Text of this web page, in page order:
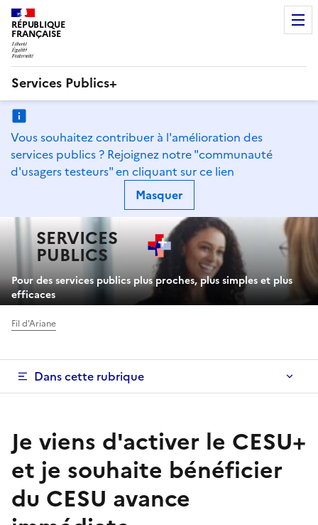
RÉPUBLIQUE
FRANÇAISE
Services Publics+
Navigation
principale
Vous souhaitez contribuer à l'amélioration des
services publics ? Rejoignez notre "communauté
d'usagers testeurs" en cliquant sur ce lien
Masquer
SERVICES
PUBLICS+
Pour des services publics plus proches, plus simples et plus
efficaces
Fil d'Ariane
Dans cette rubrique
Je viens d'activer le CESU+
et je souhaite bénéficier
du CESU avance